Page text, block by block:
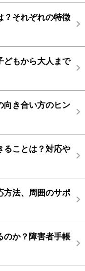
？それぞれの特徴
どもから大人まで
向き合い方のヒン
ることは？対応や
方法、周囲のサポ
のか？障害者手帳